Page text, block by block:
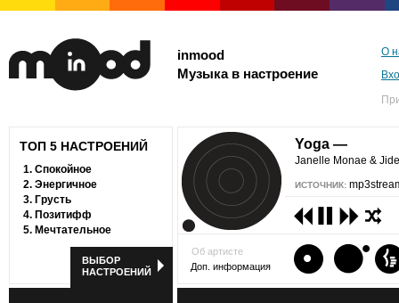
inmood
Музыка в настроение
О
ТОП 5 НАСТРОЕНИЙ
1. Спокойное
2. Энергичное
3. Грусть
4. Позитифф
5. Мечтательное
ВЫБОР
НАСТРОЕНИЙ
Yoga —
Janelle Monae &
ИСТОЧНИК:
Об артисте
Доп. информация